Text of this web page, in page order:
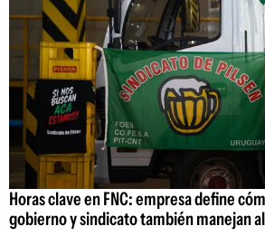
Horas clave en FNC: empresa define
gobierno y sindicato también manejan